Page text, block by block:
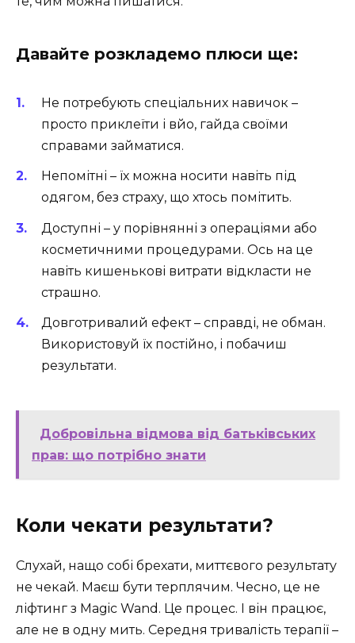
Давайте розкладемо плюси ще:
Не потребують спеціальних навичок –
просто приклеїти і вйо, гайда своїми
справами займатися.
Непомітні – їх можна носити навіть під
одягом, без страху, що хтось помітить.
Доступні – у порівнянні з операціями або
косметичними процедурами. Ось на це
навіть кишенькові витрати відкласти не
страшно.
Довготривалий ефект – справді, не обман.
Використовуй їх постійно, і побачиш
результати.
Добровільна відмова від батьківських
прав: що потрібно знати
Коли чекати результати?
Слухай, нащо собі брехати, миттєвого результату
не чекай. Маєш бути терплячим. Чесно, це не
ліфтинг з Magic Wand. Це процес. І він працює,
але не в одну мить. Середня тривалість терапії –